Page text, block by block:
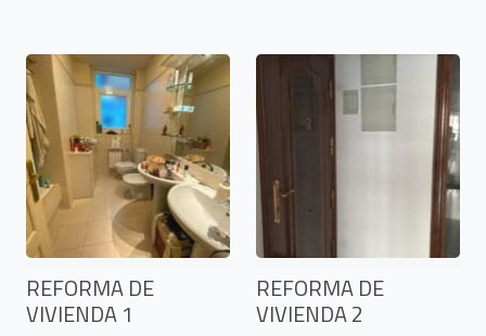
REFORMA DE
VIVIENDA 1
REFORMA DE
VIVIENDA 2